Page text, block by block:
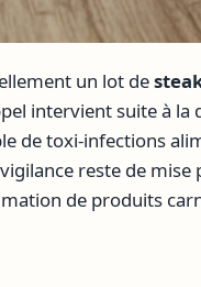
un lot de
intervient suite à la
de toxi-infections
reste de mise
de produits